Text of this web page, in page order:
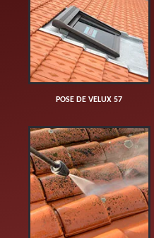
POSE DE VELUX 57